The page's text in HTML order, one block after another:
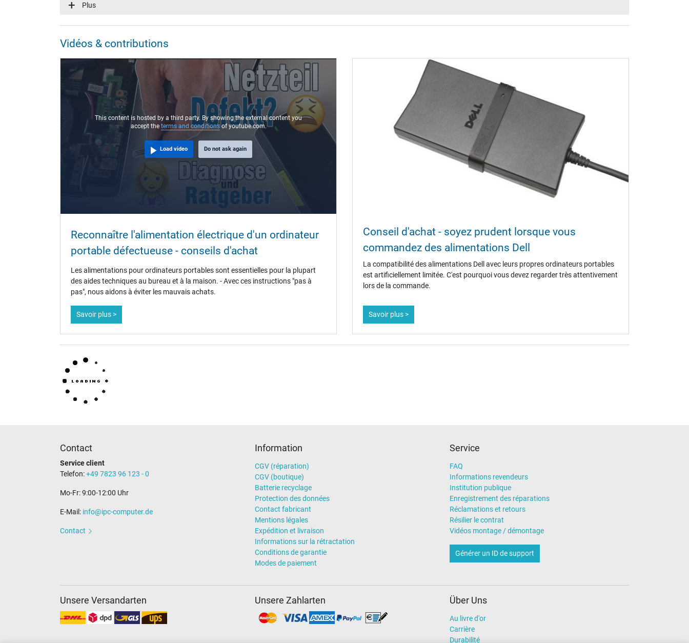
Efficience énergétique
Fonction LED
fonction LED dans la fiche
Connecteur du portable
Type / forme du connecteur
Longueur de la fiche (mm)
Diamètre extérieur/intérieur du connecteur
4,5 mm / 2,9 mm
Broche dans la fiche
Longueur du câble de connexion (m) (env.)
Longueur / Largeur / Hauteur
Sceau dapprobation
CCC
CE
IRAM
Marque UL
PCT
PSE
SEC
Service de Contrôle Technique
Catégorie
Utilisation
Plus
Vidéos & contributions
This content is hosted by a third party. By showing the external content you
accept the terms and conditionsof youtube.com.
Load video Do not ask again
Reconnaître l'alimentation électrique d'un ordinateur
portable défectueuse - conseils d'achat
Les alimentations pour ordinateurs portables sont essentielles pour la plupart
des aides techniques au bureau et à la maison. - Avec ces instructions "pas à
pas", nous aidons à éviter les mauvais achats.
Savoir plus >
Conseil d'achat - soyez prudent lorsque vous
commandez des alimentations Dell
La compatibilité des alimentations Dell avec leurs propres ordinateurs portables
est artificiellement limitée. C'est pourquoi vous devez regarder très attentivement
lors de la commande.
Savoir plus >
Contact
Service client
Telefon:+49 7823 96 123 - 0
Mo-Fr: 9:00-12:00 Uhr
E-Mail: info@ipc-computer.de
Contact
Information
CGV (réparation)
CGV (boutique)
Batterie recyclage
Protection des données
Contact fabricant
Mentions légales
Expédition et livraison
Informations sur la rétractation
Conditions de garantie
Modes de paiement
Service
FAQ
Informations revendeurs
Institution publique
Enregistrement des réparations
Réclamations et retours
Résilier le contrat
Vidéos montage / démontage
Générer un ID de support
Über Uns
Au livre d'or
Carrière
Durabilité
Unsere Versandarten Unsere Zahlarten